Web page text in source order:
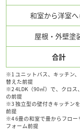
和室から洋室へ
屋根・外壁塗
合計
※1 ユニットバス、キッチン
替えた前提
※2 4LDK（90㎡）で、クロス
の前提
※3 独立型の壁付きキッチン
前提
※4 6畳の和室で畳からフロー
フォーム前提